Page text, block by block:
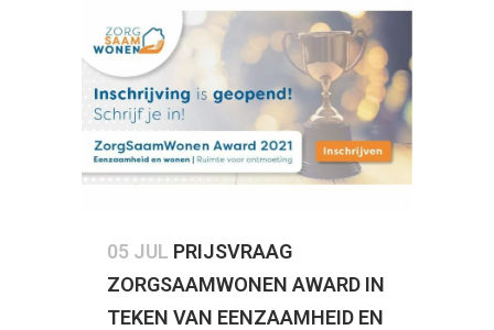
05 JUL PRIJSVRAAG
ZORGSAAMWONEN AWARD IN
TEKEN VAN EENZAAMHEID EN